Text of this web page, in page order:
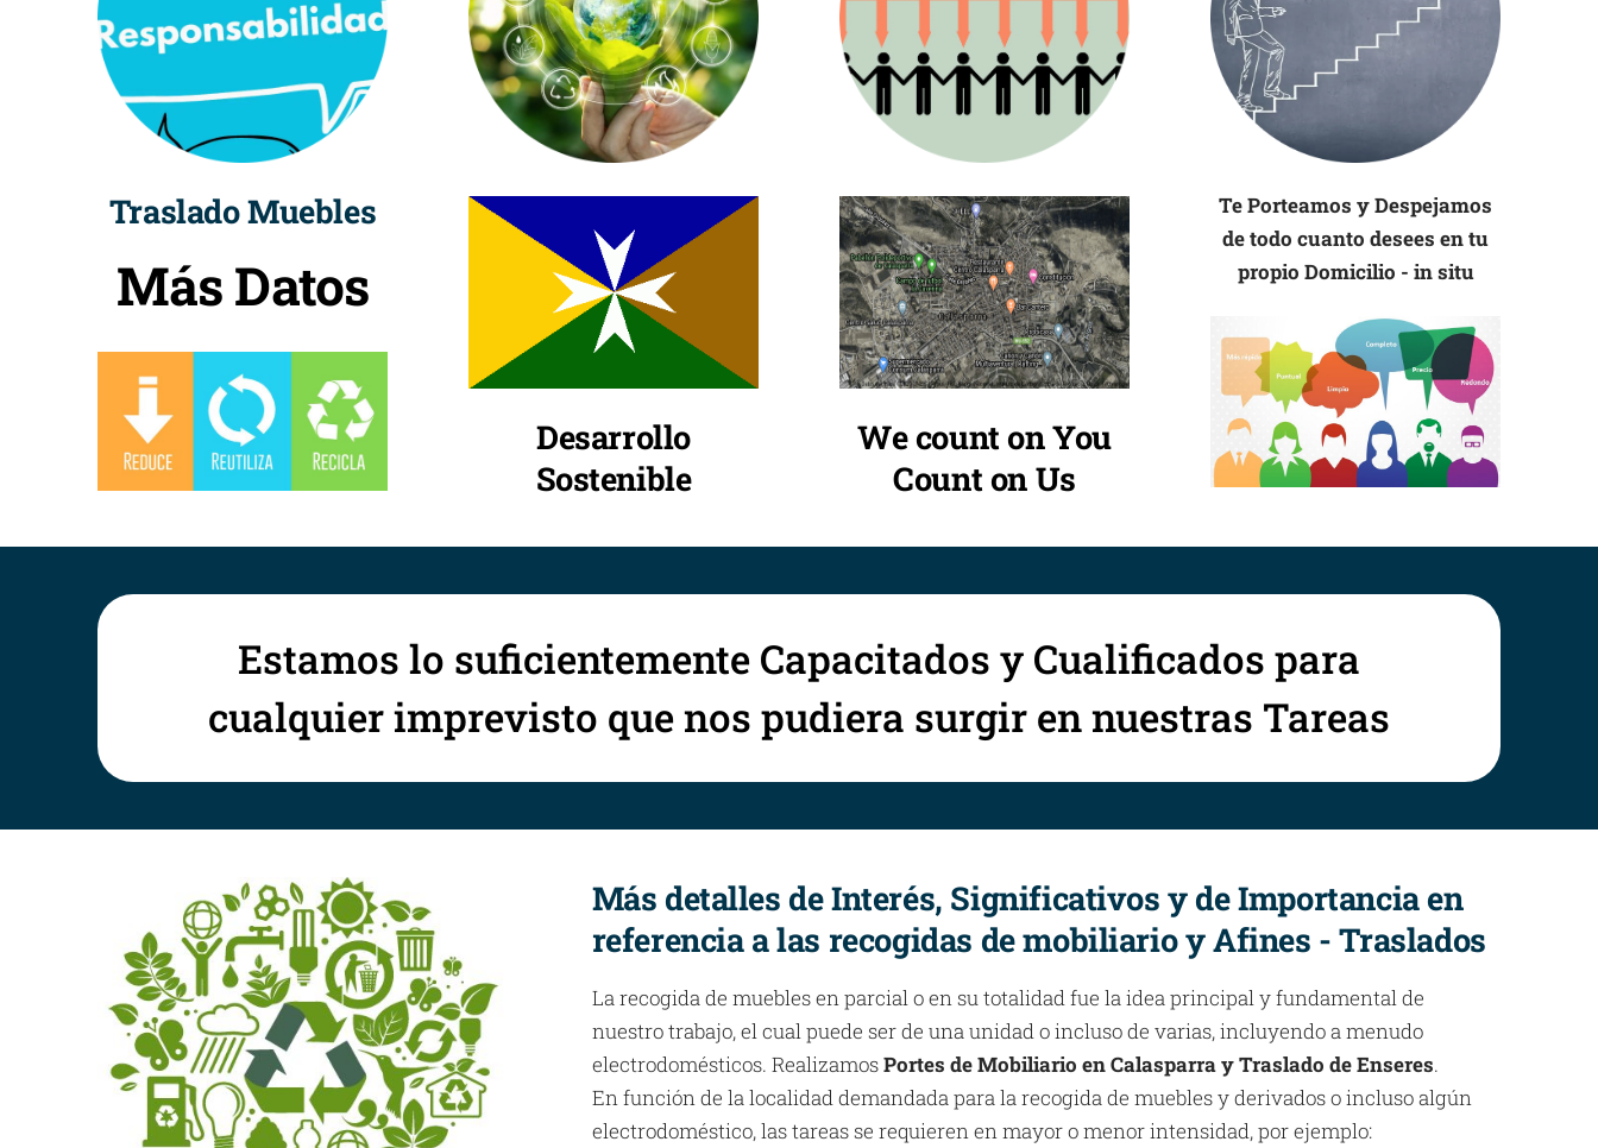
Traslado Muebles
Más Datos
Desarrollo
Sostenible
We count on You
Count on Us
Te Porteamos y Despejamos
de todo cuanto desees en tu
propio Domicilio - in situ
Estamos lo suficientemente Capacitados y Cualificados para
cualquier imprevisto que nos pudiera surgir en nuestras Tareas
Más detalles de Interés, Significativos y de Importancia en
referencia a las recogidas de mobiliario y Afines - Traslados
La recogida de muebles en parcial o en su totalidad fue la idea principal y fundamental de
nuestro trabajo, el cual puede ser de una unidad o incluso de varias, incluyendo a menudo
electrodomésticos. RealizamosPortes de Mobiliario en Calasparra y Traslado de Enseres.
En función de la localidad demandada para la recogida de muebles y derivados o incluso algún
electrodoméstico, las tareas se requieren en mayor o menor intensidad, por ejemplo: